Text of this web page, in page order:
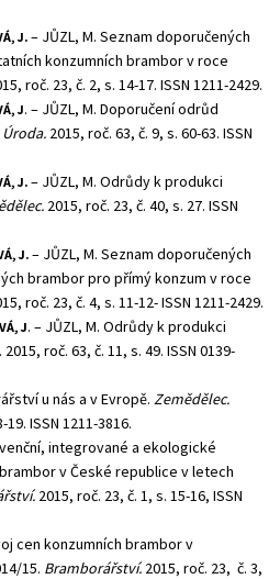
J.– JŮZL, M. Seznam doporučených
konzumních brambor v roce
roč. 23, č. 2, s. 14-17. ISSN 1211-2429.
J. – JŮZL, M. Doporučení odrůd
Úroda. 2015, roč. 63, č. 9, s. 60-63. ISSN
J.– JŮZL, M. Odrůdy k produkci
2015, roč. 23, č. 40, s. 27. ISSN
J.– JŮZL, M. Seznam doporučených
brambor pro přímý konzum v roce
roč. 23, č. 4, s. 11-12- ISSN 1211-2429.
J. – JŮZL, M. Odrůdy k produkci
. 2015, roč. 63, č. 11, s. 49. ISSN 0139-
u nás a v Evropě. Zemědělec.
ISSN 1211-3816.
integrované a ekologické
v České republice v letech
2015, roč. 23, č. 1, s. 15-16, ISSN
cen konzumních brambor v
15. Bramborářství. 2015, roč. 23, č. 3,